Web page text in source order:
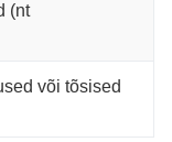
(nt
või tõsised